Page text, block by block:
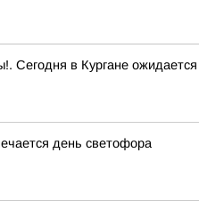
Сегодня в Кургане
день светофора